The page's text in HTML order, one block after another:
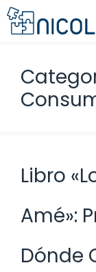
Saltar
al
Libro
Amé»:
Dónde